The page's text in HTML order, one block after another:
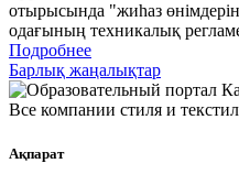
отырысында "жиһаз
одағының техникалық
Подробнее
Барлық жаңалықтар
Все компании стиля и
Ақпарат